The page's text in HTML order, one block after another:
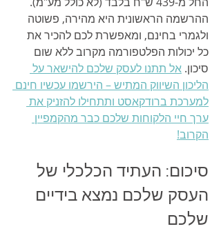
ההרשמה הראשונית היא מהירה, פשוטה
ולגמרי בחינם, ומאפשרת לכם להכיר את
כל יכולות הפלטפורמה מקרוב ללא שום
סיכון. אל תתנו לעסק שלכם להישאר על
הליכון השיווק המתיש – הירשמו עכשיו חינם
למערכת ברודקאסט ותתחילו להזניק את
ערך חיי הלקוחות שלכם כבר מהקמפיין
הקרוב!
סיכום: העתיד הכלכלי של
העסק שלכם נמצא בידיים
שלכם